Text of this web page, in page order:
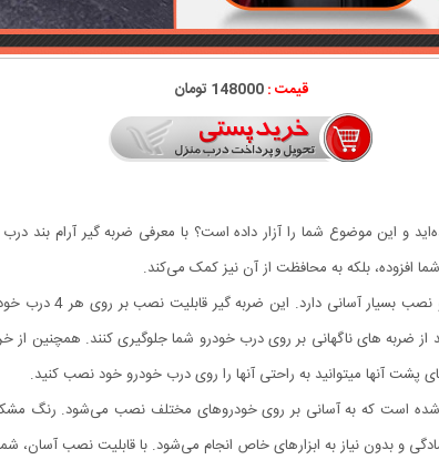
قیمت :148000 تومان
و این موضوع شما را آزار داده است؟ با معرفی ضربه گیر آرام بند
افزوده، بلکه به محافظت از آن نیز کمک می‌کند.
این ضربه گیر مناسب
از ضربه های ناگهانی بر روی درب خودرو شما جلوگیری کنند. همچنین
شده است که به آسانی بر روی خودروهای مختلف نصب می‌شود. رنگ
بدون نیاز به ابزارهای خاص انجام می‌شود. با قابلیت نصب آسان،